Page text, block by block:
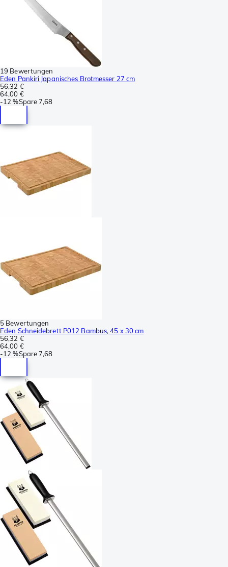
19 Bewertungen
Eden Pankiri Japanisches Brotmesser 27 cm
56,32 €
64,00 €
-12 %Spare7,68
5 Bewertungen
Eden Schneidebrett P012 Bambus, 45 x 30 cm
56,32 €
64,00 €
-12 %Spare7,68